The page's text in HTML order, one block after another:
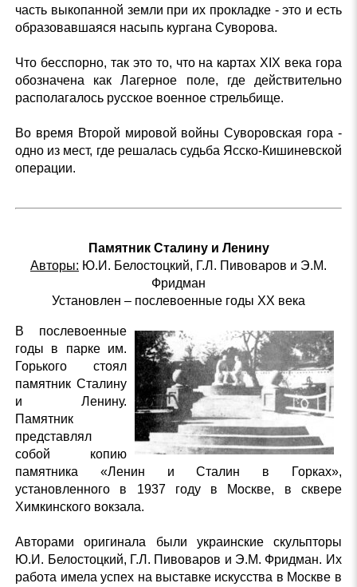
часть выкопанной земли при их прокладке - это и есть
образовавшаяся насыпь кургана Суворова.
Что бесспорно, так это то, что на картах XIX века гора
обозначена как Лагерное поле, где действительно
располагалось русское военное стрельбище.
Во время Второй мировой войны Суворовская гора -
одно из мест, где решалась судьба Ясско-Кишиневской
операции.
Памятник Сталину и Ленину
Авторы: Ю.И. Белостоцкий, Г.Л. Пивоваров и Э.М.
Фридман
Установлен – послевоенные годы XX века
В послевоенные
годы в парке им.
Горького стоял
памятник Сталину
и Ленину.
Памятник
представлял
собой копию
памятника «Ленин и Сталин в Горках»,
установленного в 1937 году в Москве, в сквере
Химкинского вокзала.
Авторами оригинала были украинские скульпторы
Ю.И. Белостоцкий, Г.Л. Пивоваров и Э.М. Фридман. Их
работа имела успех на выставке искусства в Москве в